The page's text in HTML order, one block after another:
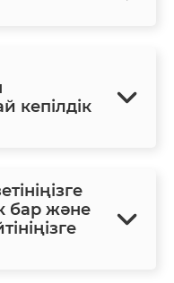
кепілдік
бар және